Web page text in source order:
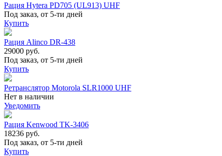
Рация Hytera PD705 (UL913) UHF
Под заказ, от 5-ти дней
Купить
Рация Alinco DR-438
29000 руб.
Под заказ, от 5-ти дней
Купить
Ретранслятор Motorola SLR1000 UHF
Нет в наличии
Уведомить
Рация Kenwood TK-3406
18236 руб.
Под заказ, от 5-ти дней
Купить